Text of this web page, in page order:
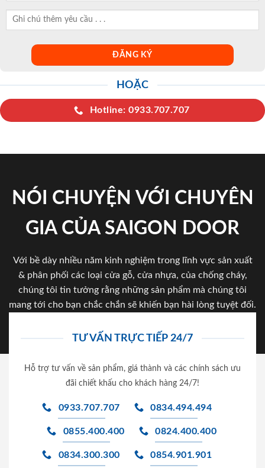
HOẶC
Hotline: 0933.707.707
NÓI CHUYỆN VỚI CHUYÊN
GIA CỦA SAIGON DOOR
Với bề dày nhiều năm kinh nghiệm trong lĩnh vực sản xuất
& phân phối các loại cửa gỗ, cửa nhựa, của chống cháy,
chúng tôi tin tưởng rằng những sản phẩm mà chúng tôi
mang tới cho bạn chắc chắn sẽ khiến bạn hài lòng tuyệt đối.
TƯ VẤN TRỰC TIẾP 24/7
Hỗ trợ tư vấn về sản phẩm, giá thành và các chính sách ưu
đãi chiết khấu cho khách hàng 24/7!
0933.707.707 0834.494.494
0855.400.400 0824.400.400
0834.300.300 0854.901.901